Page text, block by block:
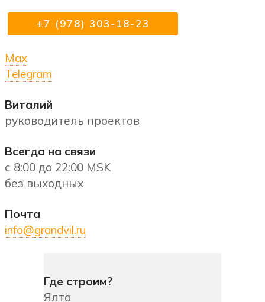
+7 (978) 303-18-23
Max
Telegram
Виталий
руководитель проектов
Всегда на связи
с 8:00 до 22:00 MSK
без выходных
Почта
info@grandvil.ru
Где строим?
Ялта